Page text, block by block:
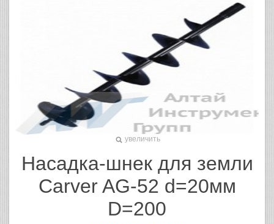
увеличить
Насадка-шнек для земли
Carver AG-52 d=20мм
D=200